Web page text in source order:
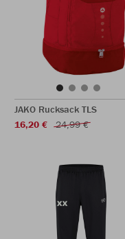
JAKO Rucksack TLS
16,20 €
24,99 €